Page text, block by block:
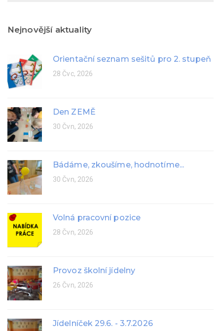
Nejnovější aktuality
Orientační seznam sešitů pro 2. stupeň
28 Čvc, 2026
Den ZEMĚ
30 Čvn, 2026
Bádáme, zkoušíme, hodnotíme...
30 Čvn, 2026
Volná pracovní pozice
28 Čvn, 2026
Provoz školní jídelny
26 Čvn, 2026
Jídelníček 29.6. - 3.7.2026